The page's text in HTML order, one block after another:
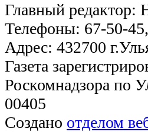
Главный редактор:
Телефоны: 67-50-
Адрес: 432700
Газета
Роскомнадзора по
00405
Создано отделом